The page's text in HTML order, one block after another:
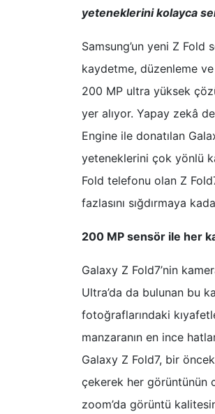
yeteneklerini kolayca
Samsung’un yeni Z
kaydetme, düzenleme
200 MP ultra yüksek
yer alıyor. Yapay zekâ
Engine ile donatılan
yeteneklerini çok yönlü
Fold telefonu olan Z
fazlasını sığdırmaya
200 MP sensör ile her
Galaxy Z Fold7’nin
Ultra’da da bulunan bu
fotoğraflarındaki
manzaranın en ince
Galaxy Z Fold7, bir
çekerek her görüntünün
zoom’da görüntü